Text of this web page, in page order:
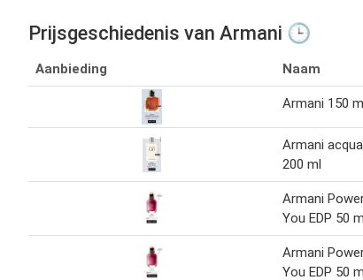
Prijsgeschiedenis van Armani 🕒
Aanbieding Naam
Armani 150
Armani
200 ml
Armani
You EDP 50
Armani
You EDP 50